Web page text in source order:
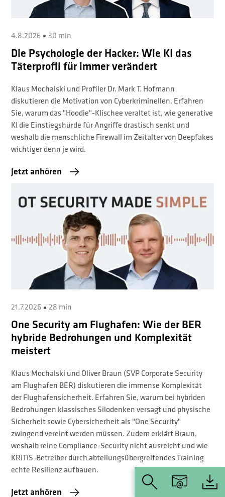
4.8.2026 30 min
Die Psychologie der Hacker: Wie KI das
Täterprofil für immer verändert
Klaus Mochalski und Profiler Dr. Mark T. Hofmann
diskutieren die Motivation von Cyberkriminellen. Erfahren
Sie, warum das "Hoodie"-Klischee veraltet ist, wie generative
KI die Einstiegshürde für Angriffe drastisch senkt und
weshalb die menschliche Firewall im Zeitalter von Deepfakes
wichtiger denn je wird.
Jetzt anhören
21.7.2026 28 min
One Security am Flughafen: Wie der BER
hybride Bedrohungen und Komplexität
meistert
Klaus Mochalski und Oliver Braun (SVP Corporate Security
am Flughafen BER) diskutieren die immense Komplexität
der Flughafensicherheit. Erfahren Sie, warum bei hybriden
Bedrohungen klassisches Silodenken versagt und physische
Sicherheit sowie Cybersicherheit als "One Security"
zwingend vereint werden müssen. Zudem erklärt Braun,
weshalb reine Compliance-Security nicht ausreicht und wie
KRITIS-Betreiber durch abteilungsübergreifendes Training
echte Resilienz aufbauen.
Jetzt anhören